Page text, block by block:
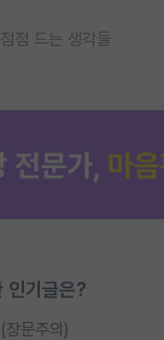
점 드는 생각들
인기글은?
장문주의)